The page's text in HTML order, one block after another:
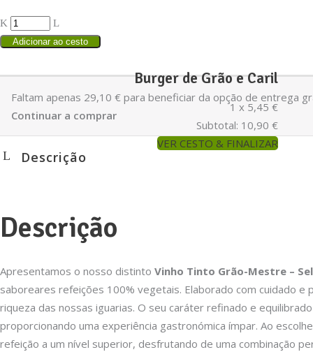
Burger de Grão e Caril
1 x 5,45 €
Subtotal: 10,90 €
VER CESTO & FINALIZAR
Adicionar ao cesto
Faltam apenas 29,10 € para beneficiar da opção de entrega
Continuar a comprar
Descrição
Descrição
Apresentamos o nosso distinto Vinho Tinto Grão-Mestre –
saboreares refeições 100% vegetais. Elaborado com cuidado e
riqueza das nossas iguarias. O seu caráter refinado e
proporcionando uma experiência gastronómica ímpar. Ao
refeição a um nível superior, desfrutando de uma combinação